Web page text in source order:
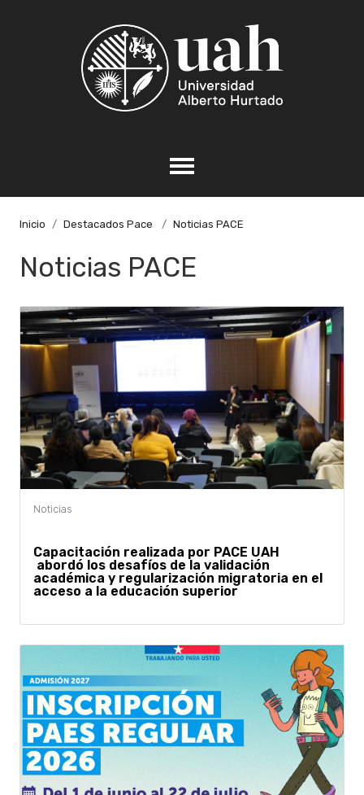
Inicio Destacados Pace Noticias PACE
Noticias PACE
Capacitación realizada por PACE UAH
abordó los desafíos de la validación
académica y regularización migratoria en el
acceso a la educación superior